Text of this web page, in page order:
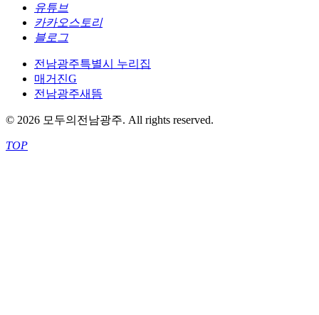
유튜브
카카오스토리
블로그
전남광주특별시 누리집
매거진G
전남광주새뜸
© 2026 모두의전남광주. All rights reserved.
TOP